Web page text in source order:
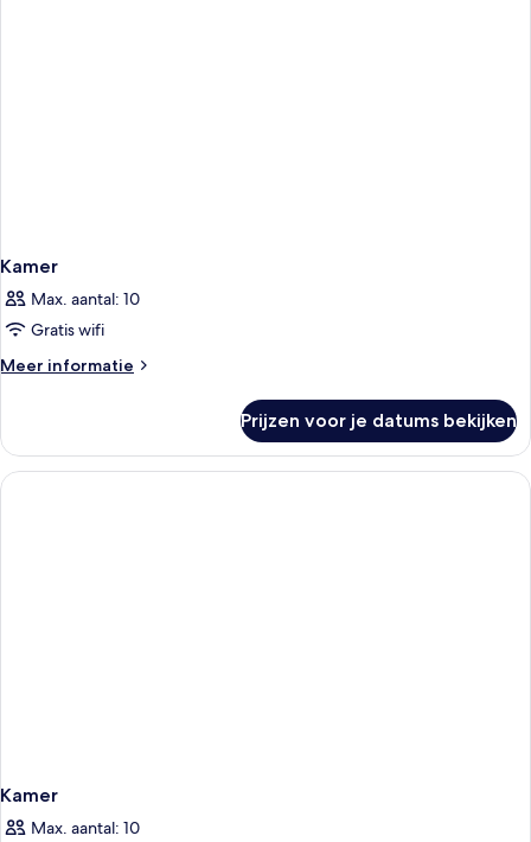
Kamer
Max. aantal: 10
Gratis wifi
Meer informatie
Meer
Prijzen voor je datums bekijken
Kamer
Max. aantal: 10